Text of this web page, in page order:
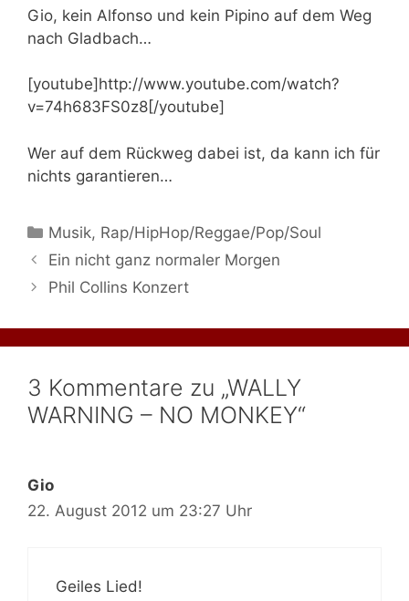
Gio, kein Alfonso und kein Pipino auf dem Weg
nach Gladbach…
[youtube]http://www.youtube.com/watch?
v=74h683FS0z8[/youtube]
Wer auf dem Rückweg dabei ist, da kann ich für
nichts garantieren…
Kategorien
Musik, Rap/HipHop/Reggae/Pop/Soul
Ein nicht ganz normaler Morgen
Phil Collins Konzert
3 Kommentare zu „WALLY
WARNING – NO MONKEY“
Gio
22. August 2012 um 23:27 Uhr
Geiles Lied!